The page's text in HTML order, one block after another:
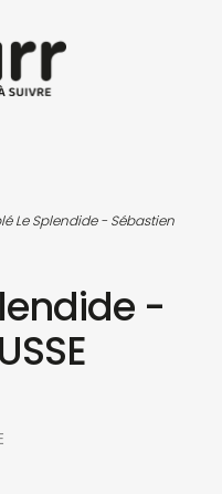
Le Splendide - Sébastien
-